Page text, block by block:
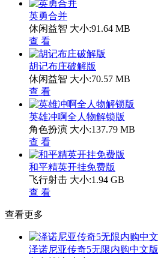
英勇合并
休闲益智 大小:91.64 MB
查 看
胡记布庄破解版
休闲益智 大小:70.57 MB
查 看
英雄冲啊全人物解锁版
角色扮演 大小:137.79 MB
查 看
和平精英开挂免费版
飞行射击 大小:1.94 GB
查 看
查看更多
泽诺尼亚传奇5无限内购中文版